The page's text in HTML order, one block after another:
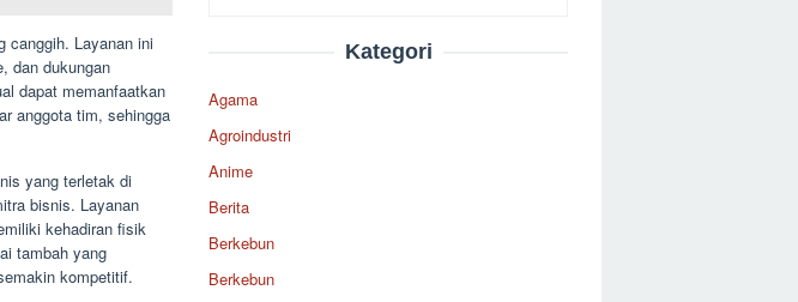
canggih. Layanan ini
dan dukungan
dapat memanfaatkan
anggota tim, sehingga
yang terletak di
bisnis. Layanan
kehadiran fisik
tambah yang
kompetitif.
Kategori
Agama
Agroindustri
Anime
Berita
Berkebun
Berkebun